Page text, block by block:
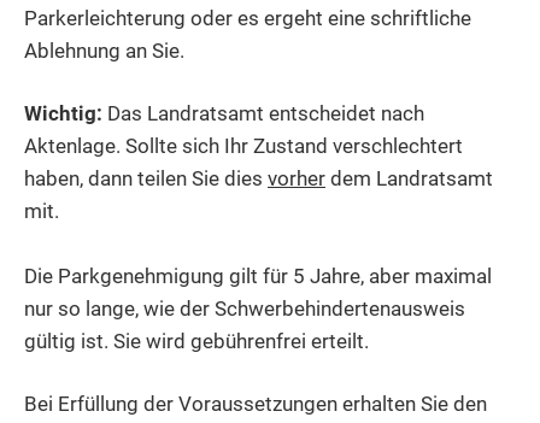
Parkerleichterung oder es ergeht eine schriftliche
Ablehnung an Sie.
Wichtig: Das Landratsamt entscheidet nach
Aktenlage. Sollte sich Ihr Zustand verschlechtert
haben, dann teilen Sie dies vorher dem Landratsamt
mit.
Die Parkgenehmigung gilt für 5 Jahre, aber maximal
nur so lange, wie der Schwerbehindertenausweis
gültig ist. Sie wird gebührenfrei erteilt.
Bei Erfüllung der Voraussetzungen erhalten Sie den